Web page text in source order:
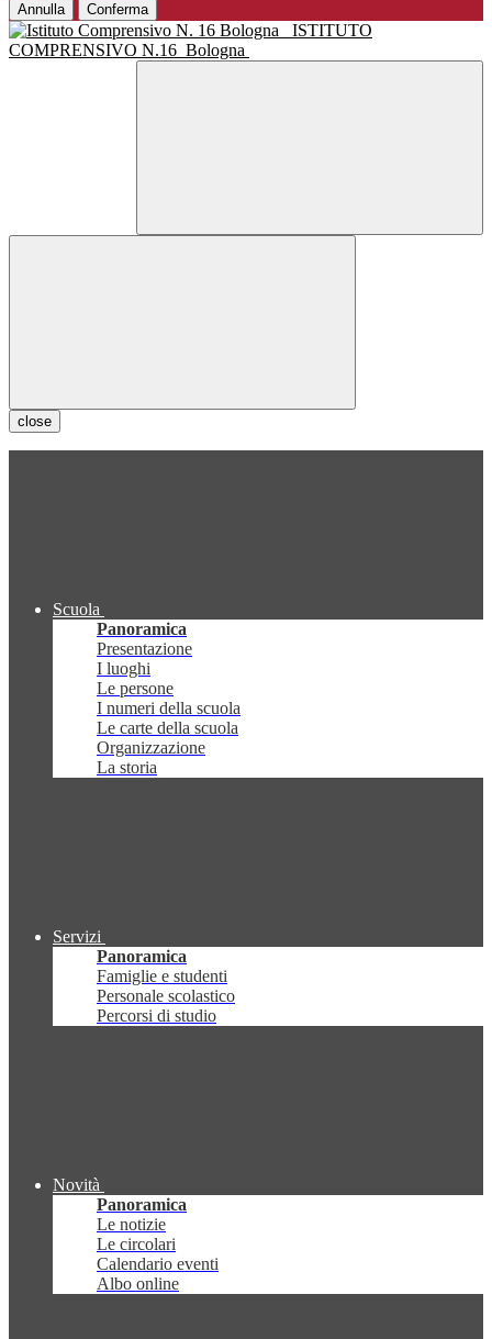
Annulla Conferma
ISTITUTO
COMPRENSIVO N.16 Bologna
close
Scuola
Panoramica
Presentazione
I luoghi
Le persone
I numeri della scuola
Le carte della scuola
Organizzazione
La storia
Servizi
Panoramica
Famiglie e studenti
Personale scolastico
Percorsi di studio
Novità
Panoramica
Le notizie
Le circolari
Calendario eventi
Albo online